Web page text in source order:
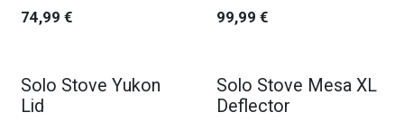
74,99 € 99,99 €
Solo Stove Yukon
Lid
Solo Stove Mesa XL
Deflector